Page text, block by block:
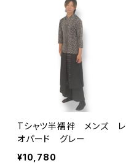
Tシャツ半襦袢 メンズ レ
オパード グレー
¥10,780